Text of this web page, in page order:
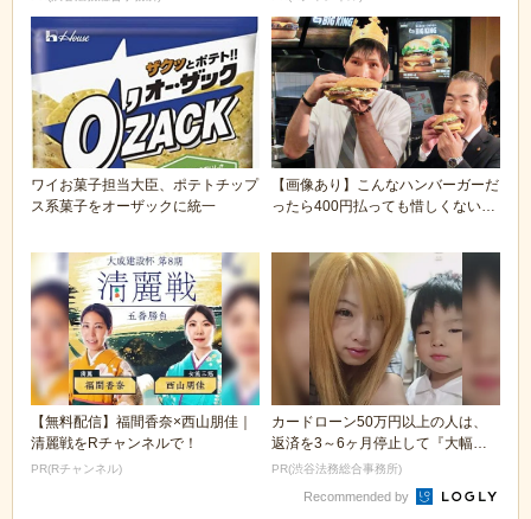
ワイお菓子担当大臣、ポテトチップ
ス系菓子をオーザックに統一
【画像あり】こんなハンバーガーだ
ったら400円払っても惜しくないよ
【無料配信】福間香奈×西山朋佳｜
清麗戦をRチャンネルで！
PR(Rチャンネル)
カードローン50万円以上の人は、
返済を3～6ヶ月停止して『大幅に
減額してから返済...
PR(渋谷法務総合事務所)
Recommended by